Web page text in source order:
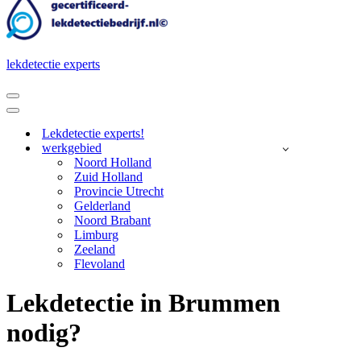
lekdetectie experts
Navigatie
Menu
Navigatie
Lekdetectie experts!
werkgebied
Noord Holland
Zuid Holland
Provincie Utrecht
Gelderland
Noord Brabant
Limburg
Zeeland
Flevoland
Lekdetectie in Brummen
nodig?